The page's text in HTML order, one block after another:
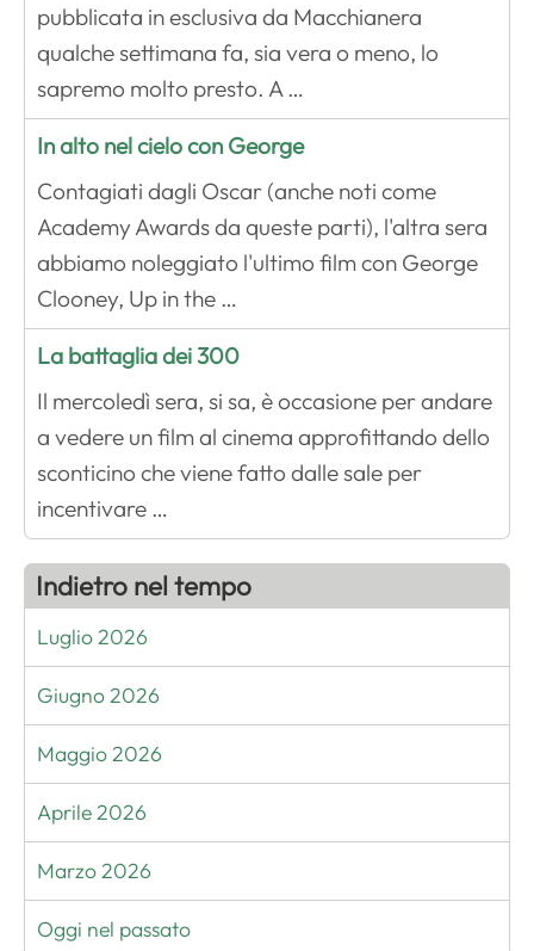
pubblicata in esclusiva da Macchianera
qualche settimana fa, sia vera o meno, lo
sapremo molto presto. A …
In alto nel cielo con George
Contagiati dagli Oscar (anche noti come
Academy Awards da queste parti), l'altra sera
abbiamo noleggiato l'ultimo film con George
Clooney, Up in the …
La battaglia dei 300
Il mercoledì sera, si sa, è occasione per andare
a vedere un film al cinema approfittando dello
sconticino che viene fatto dalle sale per
incentivare …
Indietro nel tempo
Luglio 2026
Giugno 2026
Maggio 2026
Aprile 2026
Marzo 2026
Oggi nel passato